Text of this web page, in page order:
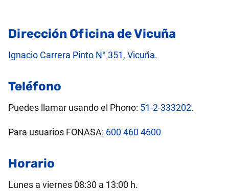
Dirección Oficina de Vicuña
Ignacio Carrera Pinto N° 351, Vicuña.
Teléfono
Puedes llamar usando el Phono: 51-2-333202.
Para usuarios FONASA: 600 460 4600
Horario
Lunes a viernes 08:30 a 13:00 h.